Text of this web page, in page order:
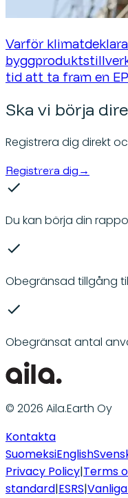
Varför
tid att ta fram en
Ska vi börja
Registrera dig direkt
Registrera dig →
Du kan börja din
Obegränsad tillgång
Obegränsat antal
© 2026 Aila.Earth Oy
Kontakta
SuomeksiEnglish
Privacy Policy|Terms
standard|ESRS|